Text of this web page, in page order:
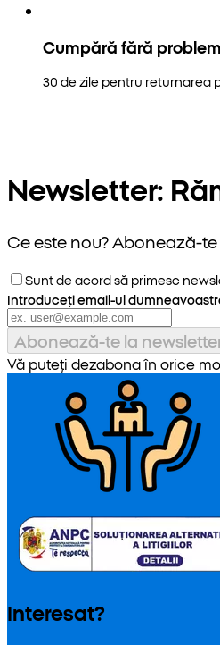
Cumpără fără
30 de zile pentru returnarea
Newsletter:
Ce este nou? Abonează-
Sunt de acord să primesc
Introduceți email-ul
Abonează-te la
Vă puteți dezabona în orice
Interesat?